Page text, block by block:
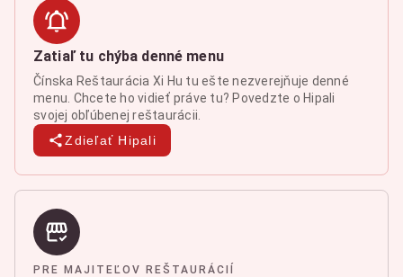
Zatiaľ tu chýba denné menu
Čínska Reštaurácia Xi Hu tu ešte nezverejňuje denné
menu. Chcete ho vidieť práve tu? Povedzte o Hipali
svojej obľúbenej reštaurácii.
Zdieľať Hipali
PRE MAJITEĽOV REŠTAURÁCIÍ